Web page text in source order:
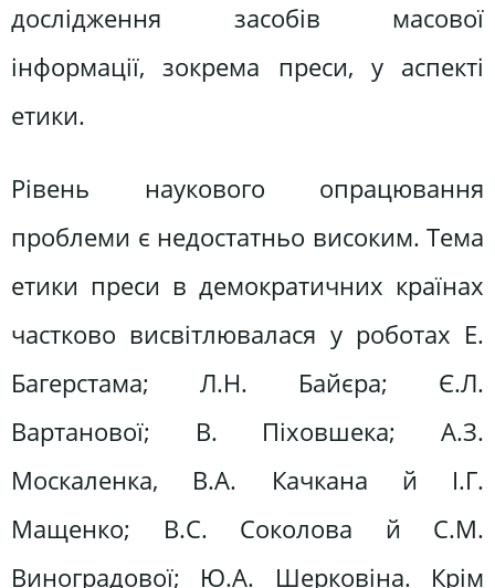
дослідження засобів масової
інформації, зокрема преси, у аспекті
етики.
Рівень наукового опрацювання
проблеми є недостатньо високим. Тема
етики преси в демократичних країнах
частково висвітлювалася у роботах Е.
Багерстама; Л.Н. Байєра; Є.Л.
Вартанової; В. Піховшека; А.З.
Москаленка, В.А. Качкана й І.Г.
Мащенко; В.С. Соколова й С.М.
Виноградової; Ю.А. Шерковіна. Крім